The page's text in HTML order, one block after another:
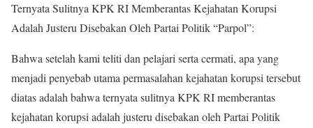
Ternyata Sulitnya KPK RI Memberantas Kejahatan Korupsi
Adalah Justeru Disebakan Oleh Partai Politik “Parpol”:
Bahwa setelah kami teliti dan pelajari serta cermati, apa yang
menjadi penyebab utama permasalahan kejahatan korupsi tersebut
diatas adalah bahwa ternyata sulitnya KPK RI memberantas
kejahatan korupsi adalah justeru disebakan oleh Partai Politik